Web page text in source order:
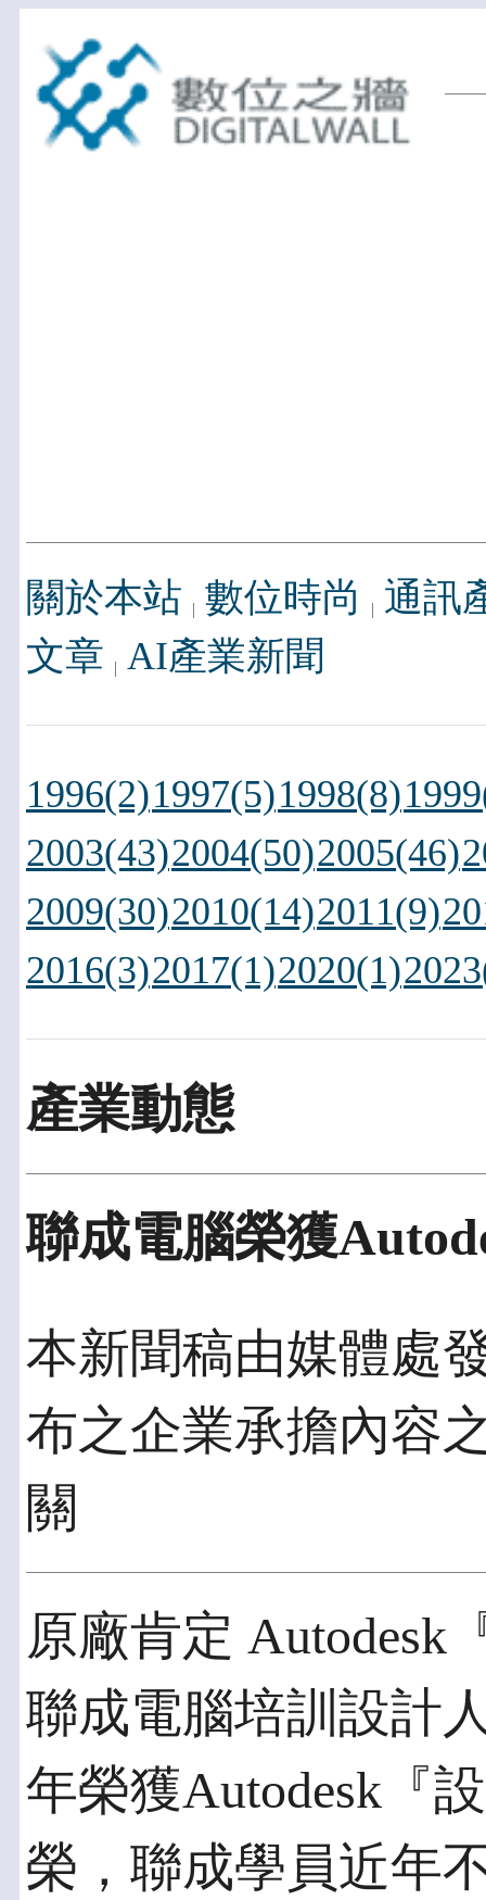
關於本站 數位時尚
通訊
文章 AI產業新聞
1996(2)1997(5)1998(8)
2003(43)2004(50)2005(46)
2009(30)2010(14)2011(9)
2016(3)2017(1)2020(1)
產業動態
聯成電腦榮獲
本新聞稿由媒體處
布之企業承擔內容
關
原廠肯定 Autodesk
聯成電腦培訓設計
年榮獲Autodesk『
榮，聯成學員近年